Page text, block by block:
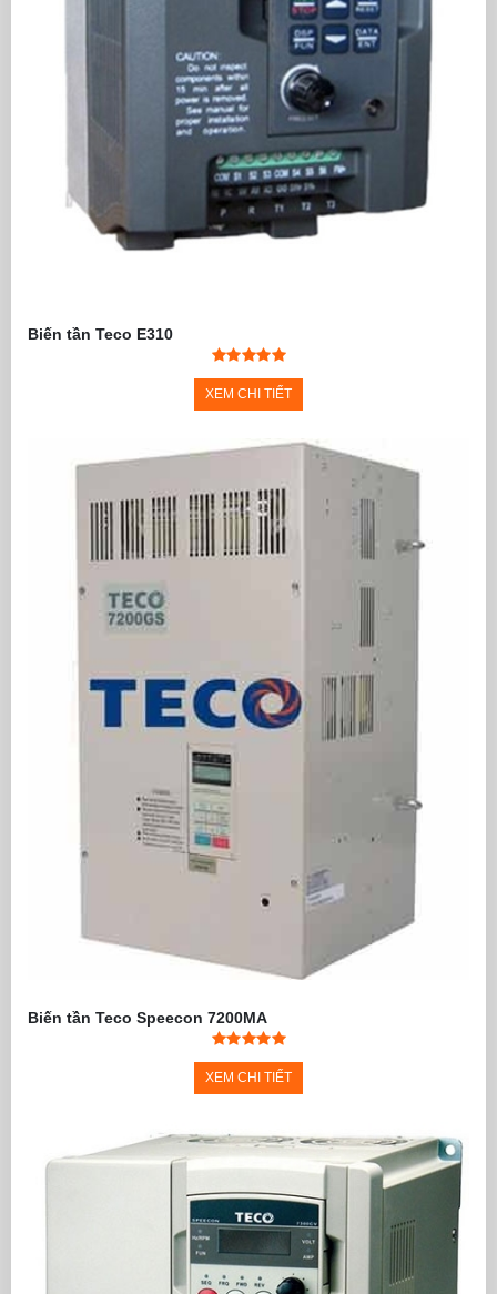
Biến tần Teco E310
XEM CHI TIẾT
Biến tần Teco Speecon 7200MA
XEM CHI TIẾT